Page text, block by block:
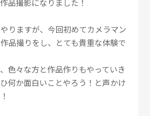
品撮影になりました！
りますが、今回初めてカメラマン
品撮りをし、とても貴重な体験で
色々な方と作品作りもやっていき
何か面白いことやろう！と声かけ